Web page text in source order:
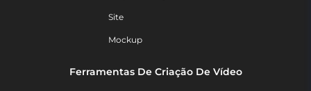
Site
Mockup
Ferramentas De Criação De Vídeo